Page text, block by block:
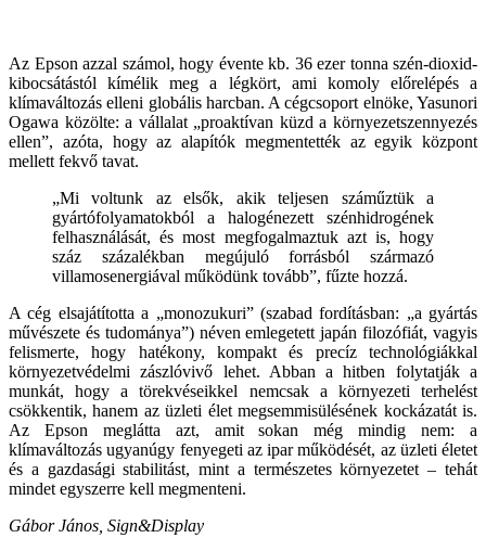
Az Epson azzal számol, hogy évente kb. 36 ezer tonna szén-dioxid-
kibocsátástól kímélik meg a légkört, ami komoly előrelépés a
klímaváltozás elleni globális harcban. A cégcsoport elnöke, Yasunori
Ogawa közölte: a vállalat „proaktívan küzd a környezetszennyezés
ellen”, azóta, hogy az alapítók megmentették az egyik központ
mellett fekvő tavat.
„Mi voltunk az elsők, akik teljesen száműztük a
gyártófolyamatokból a halogénezett szénhidrogének
felhasználását, és most megfogalmaztuk azt is, hogy
száz százalékban megújuló forrásból származó
villamosenergiával működünk tovább”, fűzte hozzá.
A cég elsajátította a „monozukuri” (szabad fordításban: „a gyártás
művészete és tudománya”) néven emlegetett japán filozófiát, vagyis
felismerte, hogy hatékony, kompakt és precíz technológiákkal
környezetvédelmi zászlóvivő lehet. Abban a hitben folytatják a
munkát, hogy a törekvéseikkel nemcsak a környezeti terhelést
csökkentik, hanem az üzleti élet megsemmisülésének kockázatát is.
Az Epson meglátta azt, amit sokan még mindig nem: a
klímaváltozás ugyanúgy fenyegeti az ipar működését, az üzleti életet
és a gazdasági stabilitást, mint a természetes környezetet – tehát
mindet egyszerre kell megmenteni.
Gábor János, Sign&Display